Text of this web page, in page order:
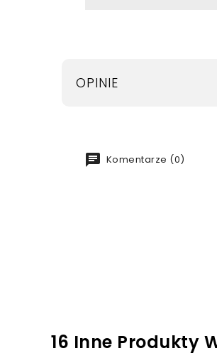
OPINIE
chat Komentarze (0)
16 Inne Produkty